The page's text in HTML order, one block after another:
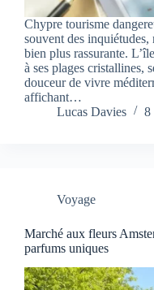
Chypre tourisme
souvent des inquiétudes,
bien plus rassurante.
à ses plages cristallines,
douceur de vivre
affichant…
Lucas Davies
8
Voyage
Marché aux fleurs
parfums uniques